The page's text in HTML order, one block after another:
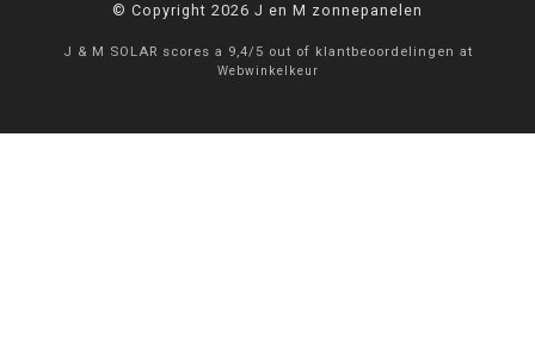
© Copyright 2026 J en M zonnepanelen
J & M SOLAR scores a 9,4/ 5 out of klantbeoordelingen at
Webwinkelkeur